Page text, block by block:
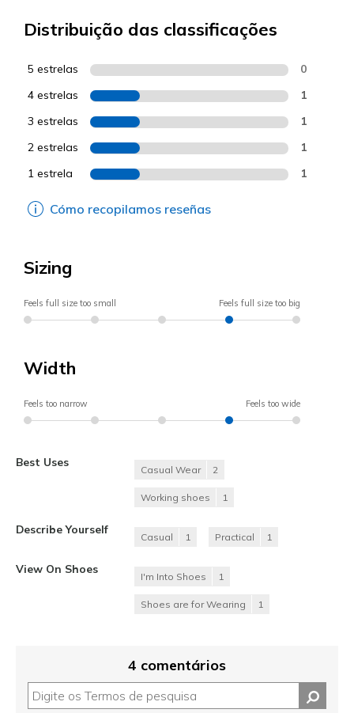
Distribuição das classificações
5 estrelas 0
4 estrelas 1
3 estrelas 1
2 estrelas 1
1 estrela 1
Cómo recopilamos reseñas
Sizing
Feels full size too small Feels full size too big
Width
Feels too narrow Feels too wide
Best Uses
Casual Wear 2
Working shoes 1
Describe Yourself
Casual 1 Practical 1
View On Shoes
I'm Into Shoes 1
Shoes are for Wearing 1
4 comentários